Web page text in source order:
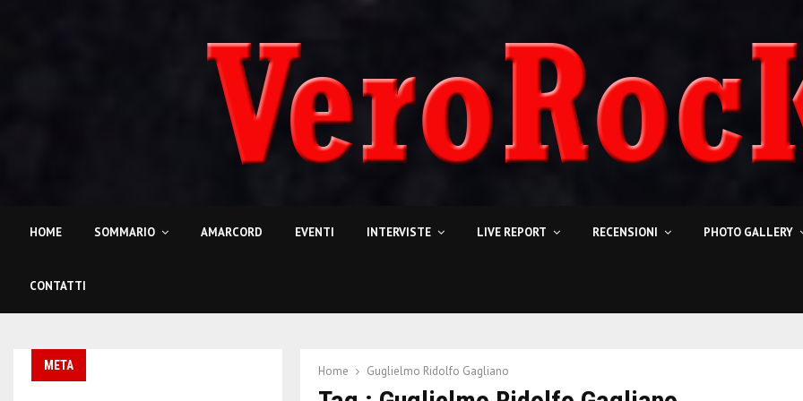
HOME SOMMARIO AMARCORD EVENTI INTERVISTE LIVE REPORT RECENSIONI PHOTO GALLERY
CONTATTI
Home Guglielmo Ridolfo Gagliano
META